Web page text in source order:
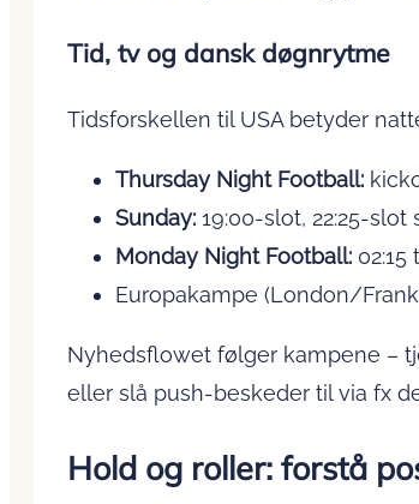
Tid, tv og dansk døgnrytme
Tidsforskellen til USA betyder
Thursday Night Football:
Sunday: 19:00-slot, 22:25-slot
Monday Night Football: 02:15
Europakampe (London/
Nyhedsflowet følger kampene –
eller slå push-beskeder til via fx
Hold og roller: forstå